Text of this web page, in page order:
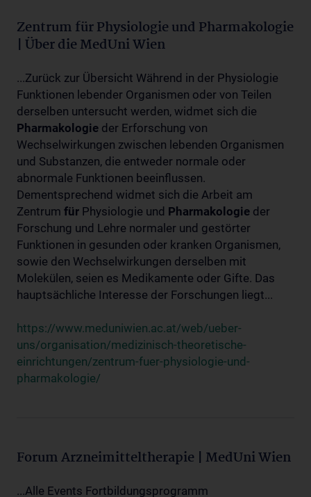
Zentrum für Physiologie und Pharmakologie
| Über die MedUni Wien
...Zurück zur Übersicht Während in der Physiologie
Funktionen lebender Organismen oder von Teilen
derselben untersucht werden, widmet sich die
Pharmakologie der Erforschung von
Wechselwirkungen zwischen lebenden Organismen
und Substanzen, die entweder normale oder
abnormale Funktionen beeinflussen.
Dementsprechend widmet sich die Arbeit am
Zentrum für Physiologie und Pharmakologie der
Forschung und Lehre normaler und gestörter
Funktionen in gesunden oder kranken Organismen,
sowie den Wechselwirkungen derselben mit
Molekülen, seien es Medikamente oder Gifte. Das
hauptsächliche Interesse der Forschungen liegt...
https://www.meduniwien.ac.at/web/ueber-
uns/organisation/medizinisch-theoretische-
einrichtungen/zentrum-fuer-physiologie-und-
pharmakologie/
Forum Arzneimitteltherapie | MedUni Wien
...Alle Events Fortbildungsprogramm